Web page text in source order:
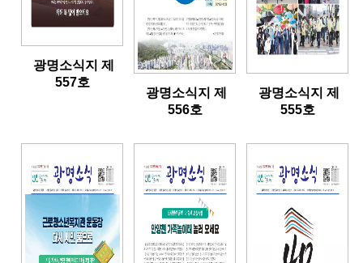
광명소식지 제
557호
광명소식지 제
556호
광명소식지 제
555호